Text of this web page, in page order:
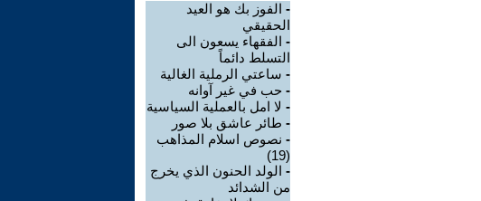
- الفوز بك هو العيد
الحقيقي
- الفقهاء يسعون الى
التسلط دائماً
- ساعتي الرملية الغالية
- حب في غير آوانه
- لا امل بالعملية السياسية
- طائر عاشق بلا صور
- نصوص اسلام المذاهب
(19)
- الولد الحنون الذي يخرج
من الشدائد